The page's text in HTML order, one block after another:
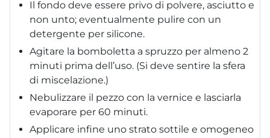
Il fondo deve essere privo di polvere, asciutto e
non unto; eventualmente pulire con un
detergente per silicone.
Agitare la bomboletta a spruzzo per almeno 2
minuti prima dell’uso. (Si deve sentire la sfera
di miscelazione.)
Nebulizzare il pezzo con la vernice e lasciarla
evaporare per 60 minuti.
Applicare infine uno strato sottile e omogeneo